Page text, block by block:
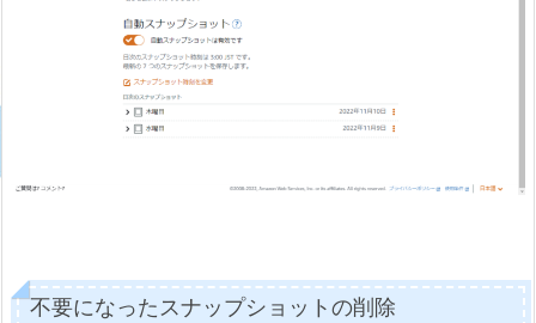
不要になったスナップショットの削除